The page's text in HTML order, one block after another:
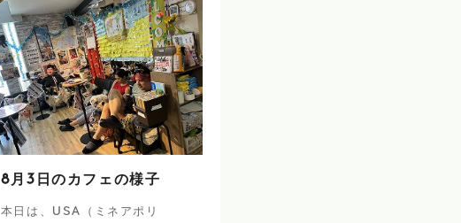
8月3日のカフェの様子
本日は、USA（ミネアポリ